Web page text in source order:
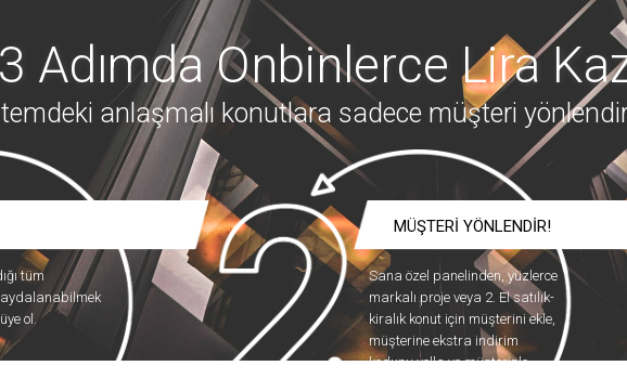
3 Adımda Onbinlerce Lira
anlaşmalı konutlara sadece müşteri
tüm
ol.
MÜŞTERİ YÖNLENDİR!
Sana özel panelinden, yüzlerce
markalı proje veya 2. El satılık-
kiralık konut için müşterini ekle,
müşterine ekstra indirim
kodunu yolla ve müşterinle